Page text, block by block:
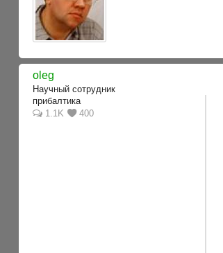
oleg
Научный сотрудник
прибалтика
1.1K
400